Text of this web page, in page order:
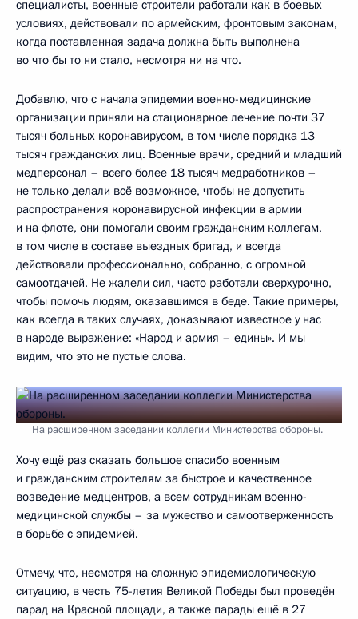
специалисты, военные строители работали как в боевых
условиях, действовали по армейским, фронтовым законам,
когда поставленная задача должна быть выполнена
во что бы то ни стало, несмотря ни на что.
Добавлю, что с начала эпидемии военно-медицинские
организации приняли на стационарное лечение почти 37
тысяч больных коронавирусом, в том числе порядка 13
тысяч гражданских лиц. Военные врачи, средний и младший
медперсонал – всего более 18 тысяч медработников –
не только делали всё возможное, чтобы не допустить
распространения коронавирусной инфекции в армии
и на флоте, они помогали своим гражданским коллегам,
в том числе в составе выездных бригад, и всегда
действовали профессионально, собранно, с огромной
самоотдачей. Не жалели сил, часто работали сверхурочно,
чтобы помочь людям, оказавшимся в беде. Такие примеры,
как всегда в таких случаях, доказывают известное у нас
в народе выражение: «Народ и армия – едины». И мы
видим, что это не пустые слова.
На расширенном заседании коллегии Министерства обороны.
Хочу ещё раз сказать большое спасибо военным
и гражданским строителям за быстрое и качественное
возведение медцентров, а всем сотрудникам военно-
медицинской службы – за мужество и самоотверженность
в борьбе с эпидемией.
Отмечу, что, несмотря на сложную эпидемиологическую
ситуацию, в честь 75-летия Великой Победы был проведён
парад на Красной площади, а также парады ещё в 27